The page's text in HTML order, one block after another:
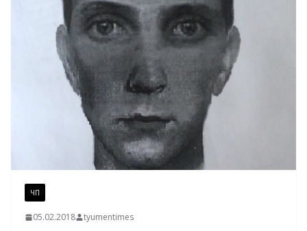
ЧП
05.02.2018 tyumentimes